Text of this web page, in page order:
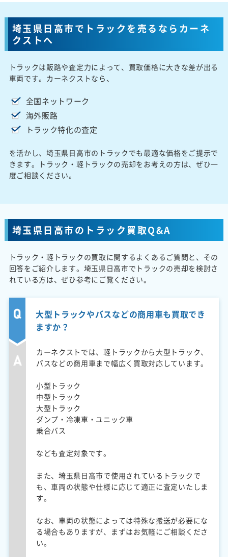
埼玉県日高市でトラックを売るならカーネ
クストへ
トラックは販路や査定力によって、買取価格に大きな差が出る
車両です。カーネクストなら、
全国ネットワーク
海外販路
トラック特化の査定
を活かし、埼玉県日高市のトラックでも最適な価格をご提示で
きます。トラック・軽トラックの売却をお考えの方は、ぜひ一
度ご相談ください。
埼玉県日高市のトラック買取Q&A
トラック・軽トラックの買取に関するよくあるご質問と、その
回答をご紹介します。埼玉県日高市でトラックの売却を検討さ
れている方は、ぜひ参考にご覧ください。
大型トラックやバスなどの商用車も買取でき
ますか？
カーネクストでは、軽トラックから大型トラック、
バスなどの商用車まで幅広く買取対応しています。
小型トラック
中型トラック
大型トラック
ダンプ・冷凍車・ユニック車
乗合バス
なども査定対象です。
また、埼玉県日高市で使用されているトラックで
も、車両の状態や仕様に応じて適正に査定いたしま
す。
なお、車両の状態によっては特殊な搬送が必要にな
る場合もありますが、まずはお気軽にご相談くださ
い。